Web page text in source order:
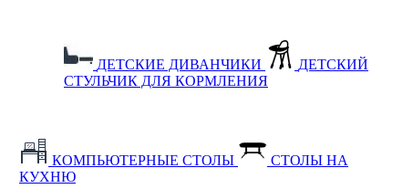
ДЕТСКИЕ ДИВАНЧИКИ
ДЕТСКИЙ
СТУЛЬЧИК ДЛЯ КОРМЛЕНИЯ
КОМПЬЮТЕРНЫЕ СТОЛЫ
СТОЛЫ НА
КУХНЮ